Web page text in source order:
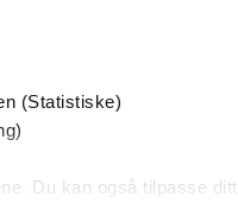
(Statistiske)
Du kan også tilpasse ditt